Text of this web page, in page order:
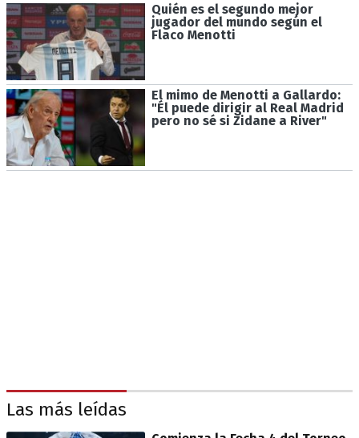
Quién es el segundo mejor
jugador del mundo según el
Flaco Menotti
El mimo de Menotti a Gallardo:
"Él puede dirigir al Real Madrid
pero no sé si Zidane a River"
Las más leídas